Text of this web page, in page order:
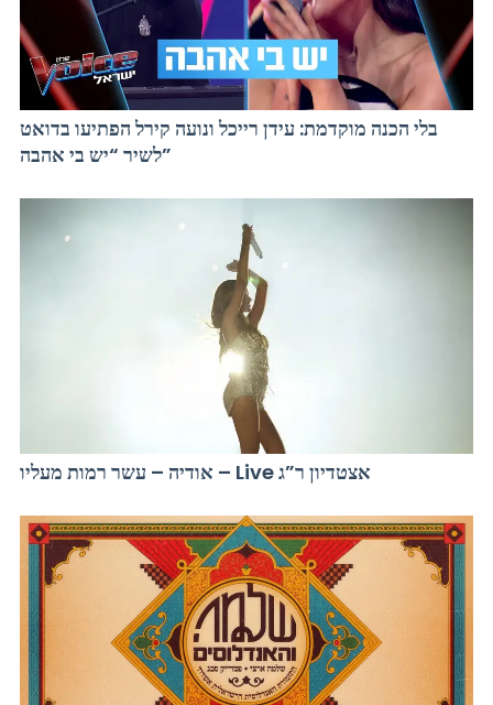
בלי הכנה מוקדמת: עידן רייכל ונועה קירל הפתיעו בדואט
לשיר “יש בי אהבה”
אודיה – עשר רמות מעליו – Live אצטדיון ר”ג